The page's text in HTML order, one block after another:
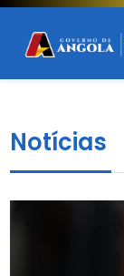
Notícias